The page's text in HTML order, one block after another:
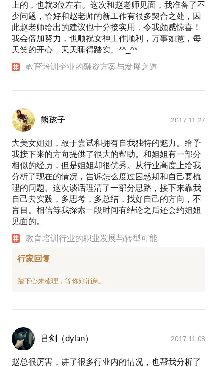
上的，也就3位左右。这次和赵老师见面，我准备了不
少问题，恰好和赵老师的新工作有很多契合之处，因
此赵老师给出的建议也十分接实用，令我颇感惊喜！
我会倍加努力，也顺祝女神工作顺利，万事如意，每
天笑的开心，天天睡得踏实。*^_^*
教育培训企业的融资方案与发展之道
熊孩子 2017.11.27
大美女姐姐，敢于尝试和拥有自我独特的魅力。给予
我接下来的方向提供了很大的帮助。和姐姐有一部分
相似的经历，但是姐姐却很优秀。从行业高度上给我
分析了现在的情况，告诉怎么度过困惑期和自己要梳
理的问题。这次谈话理清了一部分思路，接下来靠我
自己去实践，多思考，多总结，找好自己的方向，不
盲目。相信等我探索一段时间有结论之后还会约姐姐
见面的。
教育培训行业的职业发展与转型可能
行家回复
吕剑（dylan） 2017.11.08
赵总很厉害，讲了很多行业内的情况，也帮我分析了